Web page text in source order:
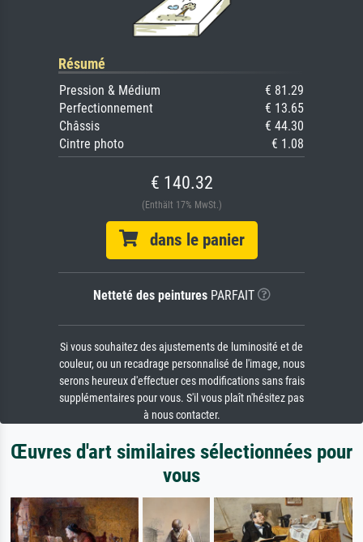
Résumé
Pression & Médium
€ 81.29
Perfectionnement
€ 13.65
Châssis
€ 44.30
Cintre photo
€ 1.08
€ 140.32
(Enthält 17% MwSt.)
dans le panier
Netteté des peinturesPARFAIT
Si vous souhaitez des ajustements de luminosité et de
couleur, ou un recadrage personnalisé de l'image, nous
serons heureux d'effectuer ces modifications sans frais
supplémentaires pour vous. S'il vous plaît n'hésitez pas
à nous contacter.
Œuvres d'art similaires sélectionnées pour
vous